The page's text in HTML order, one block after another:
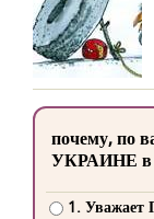
почему, по
УКРАИНЕ в
1. Уважает